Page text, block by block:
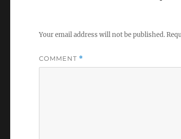
Your email address will not be published.
COMMENT *